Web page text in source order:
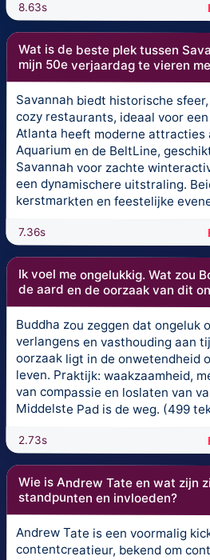
8.63s
Wat is de beste plek tussen
mijn 50e verjaardag te vieren
Savannah biedt historische
cozy restaurants, ideaal voor
Atlanta heeft moderne attracties
Aquarium en de BeltLine,
Savannah voor zachte
een dynamischere uitstraling.
kerstmarkten en feestelijke
7.36s
Ik voel me ongelukkig. Wat zou
de aard en de oorzaak van dit
Buddha zou zeggen dat ongeluk
verlangens en vasthouding aan
oorzaak ligt in de onwetendheid
leven. Praktijk: waakzaamheid,
van compassie en loslaten van
Middelste Pad is de weg. (499
2.73s
Wie is Andrew Tate en wat zijn
standpunten en invloeden?
Andrew Tate is een voormalig
contentcreatieur, bekend om